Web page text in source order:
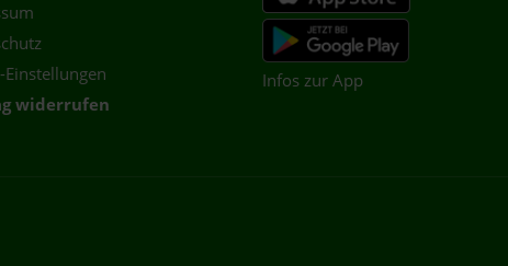
Einstellungen
widerrufen
Infos zur App